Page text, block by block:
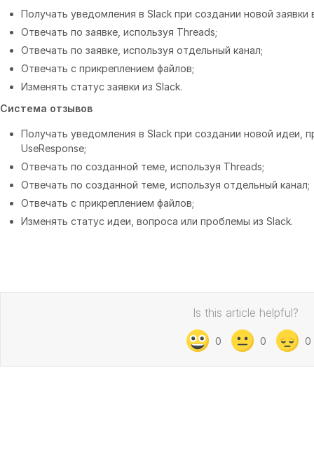
Получать уведомления в Slack при создании новой заявки
Отвечать по заявке, используя Threads;
Отвечать по заявке, используя отдельный канал;
Отвечать с прикреплением файлов;
Изменять статус заявки из Slack.
Система отзывов
Получать уведомления в Slack при создании новой идеи,
UseResponse;
Отвечать по созданной теме, используя Threads;
Отвечать по созданной теме, используя отдельный канал;
Отвечать с прикреплением файлов;
Изменять статус идеи, вопроса или проблемы из Slack.
Is this article helpful?
0 0 0